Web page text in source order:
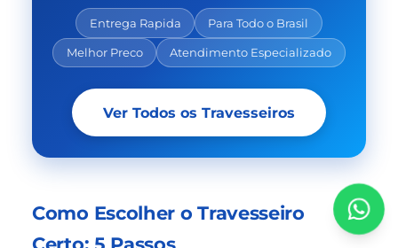
Entrega Rapida Para Todo o Brasil
Melhor Preco Atendimento Especializado
Ver Todos os Travesseiros
Como Escolher o Travesseiro